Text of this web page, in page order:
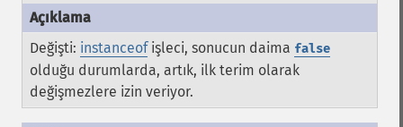
Değişti: instanceofişleci, sonucun daima false
olduğu durumlarda, artık, ilk terim olarak
değişmezlere izin veriyor.